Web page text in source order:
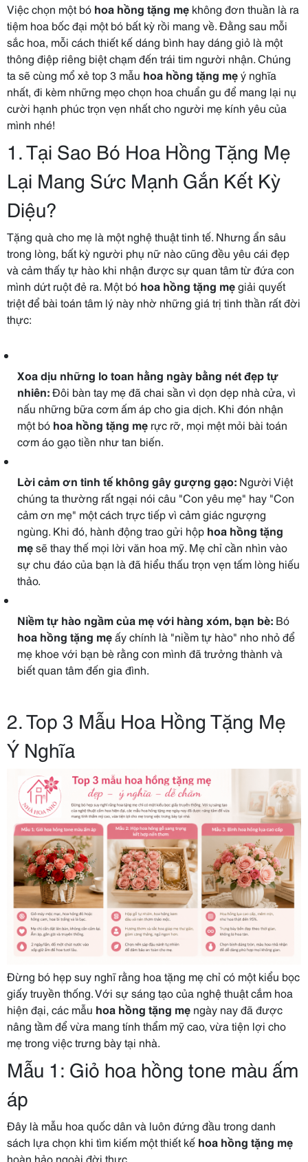
Việc chọn một bó hoa hồng tặng mẹ không đơn thuần là ra
tiệm hoa bốc đại một bó bất kỳ rồi mang về. Đằng sau mỗi
sắc hoa, mỗi cách thiết kế dáng bình hay dáng giỏ là một
thông điệp riêng biệt chạm đến trái tim người nhận. Chúng
ta sẽ cùng mổ xẻ top 3 mẫu hoa hồng tặng mẹý nghĩa
nhất, đi kèm những mẹo chọn hoa chuẩn gu để mang lại nụ
cười hạnh phúc trọn vẹn nhất cho người mẹ kính yêu của
mình nhé!
1. Tại Sao Bó Hoa Hồng Tặng Mẹ
Lại Mang Sức Mạnh Gắn Kết Kỳ
Diệu?
Tặng quà cho mẹ là một nghệ thuật tinh tế. Nhưng ẩn sâu
trong lòng, bất kỳ người phụ nữ nào cũng đều yêu cái đẹp
và cảm thấy tự hào khi nhận được sự quan tâm từ đứa con
mình dứt ruột đẻ ra. Một bó hoa hồng tặng mẹgiải quyết
triệt để bài toán tâm lý này nhờ những giá trị tinh thần rất đời
thực:
Xoa dịu những lo toan hằng ngày bằng nét đẹp tự
nhiên:Đôi bàn tay mẹ đã chai sần vì dọn dẹp nhà cửa, vì
nấu những bữa cơm ấm áp cho gia dịch. Khi đón nhận
một bó hoa hồng tặng mẹ rực rỡ, mọi mệt mỏi bài toán
cơm áo gạo tiền như tan biến.
Lời cảm ơn tinh tế không gây gượng gạo: Người Việt
chúng ta thường rất ngại nói câu "Con yêu mẹ" hay "Con
cảm ơn mẹ" một cách trực tiếp vì cảm giác ngượng
ngùng. Khi đó, hành động trao gửi hộp hoa hồng tặng
mẹsẽ thay thế mọi lời văn hoa mỹ. Mẹ chỉ cần nhìn vào
sự chu đáo của bạn là đã hiểu thấu trọn vẹn tấm lòng hiếu
thảo.
Niềm tự hào ngầm của mẹ với hàng xóm, bạn bè: Bó
hoa hồng tặng mẹấy chính là "niềm tự hào" nho nhỏ để
mẹ khoe với bạn bè rằng con mình đã trưởng thành và
biết quan tâm đến gia đình.
2. Top 3 Mẫu Hoa Hồng Tặng Mẹ
Ý Nghĩa
Đừng bó hẹp suy nghĩ rằng hoa tặng mẹ chỉ có một kiểu bọc
giấy truyền thống. Với sự sáng tạo của nghệ thuật cắm hoa
hiện đại, các mẫu hoa hồng tặng mẹ ngày nay đã được
nâng tầm để vừa mang tính thẩm mỹ cao, vừa tiện lợi cho
mẹ trong việc trưng bày tại nhà.
Mẫu 1: Giỏ hoa hồng tone màu ấm
áp
Đây là mẫu hoa quốc dân và luôn đứng đầu trong danh
sách lựa chọn khi tìm kiếm một thiết kế hoa hồng tặng mẹ
hoàn hảo ngoài đời thực.